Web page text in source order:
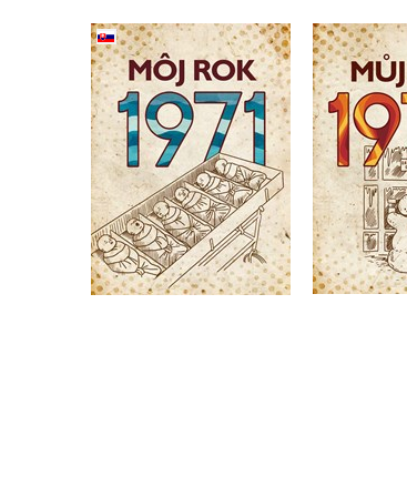
Môj rok 1971
(slovensky)
Silvia Vnenková
Martin Ježek
,
Miloslava Podmajerská
Do košíku
Můj
Do
319